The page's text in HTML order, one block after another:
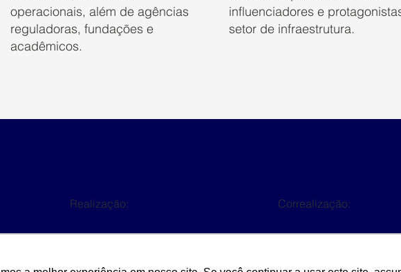
operacionais, além de agências
reguladoras, fundações e
acadêmicos.
influenciadores e
setor de infraestrutura.
Realização: Correalização: